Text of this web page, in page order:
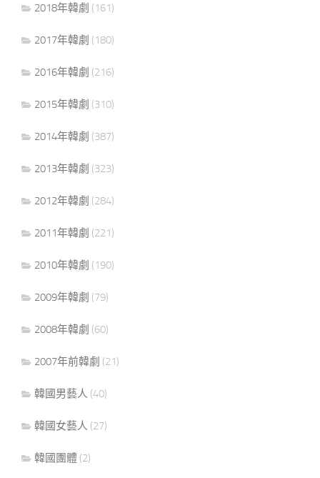
2018年韓劇 (161)
2017年韓劇 (180)
2016年韓劇 (216)
2015年韓劇 (310)
2014年韓劇 (387)
2013年韓劇 (323)
2012年韓劇 (284)
2011年韓劇 (221)
2010年韓劇 (190)
2009年韓劇 (79)
2008年韓劇 (60)
2007年前韓劇 (21)
韓國男藝人 (40)
韓國女藝人 (27)
韓國團體 (2)